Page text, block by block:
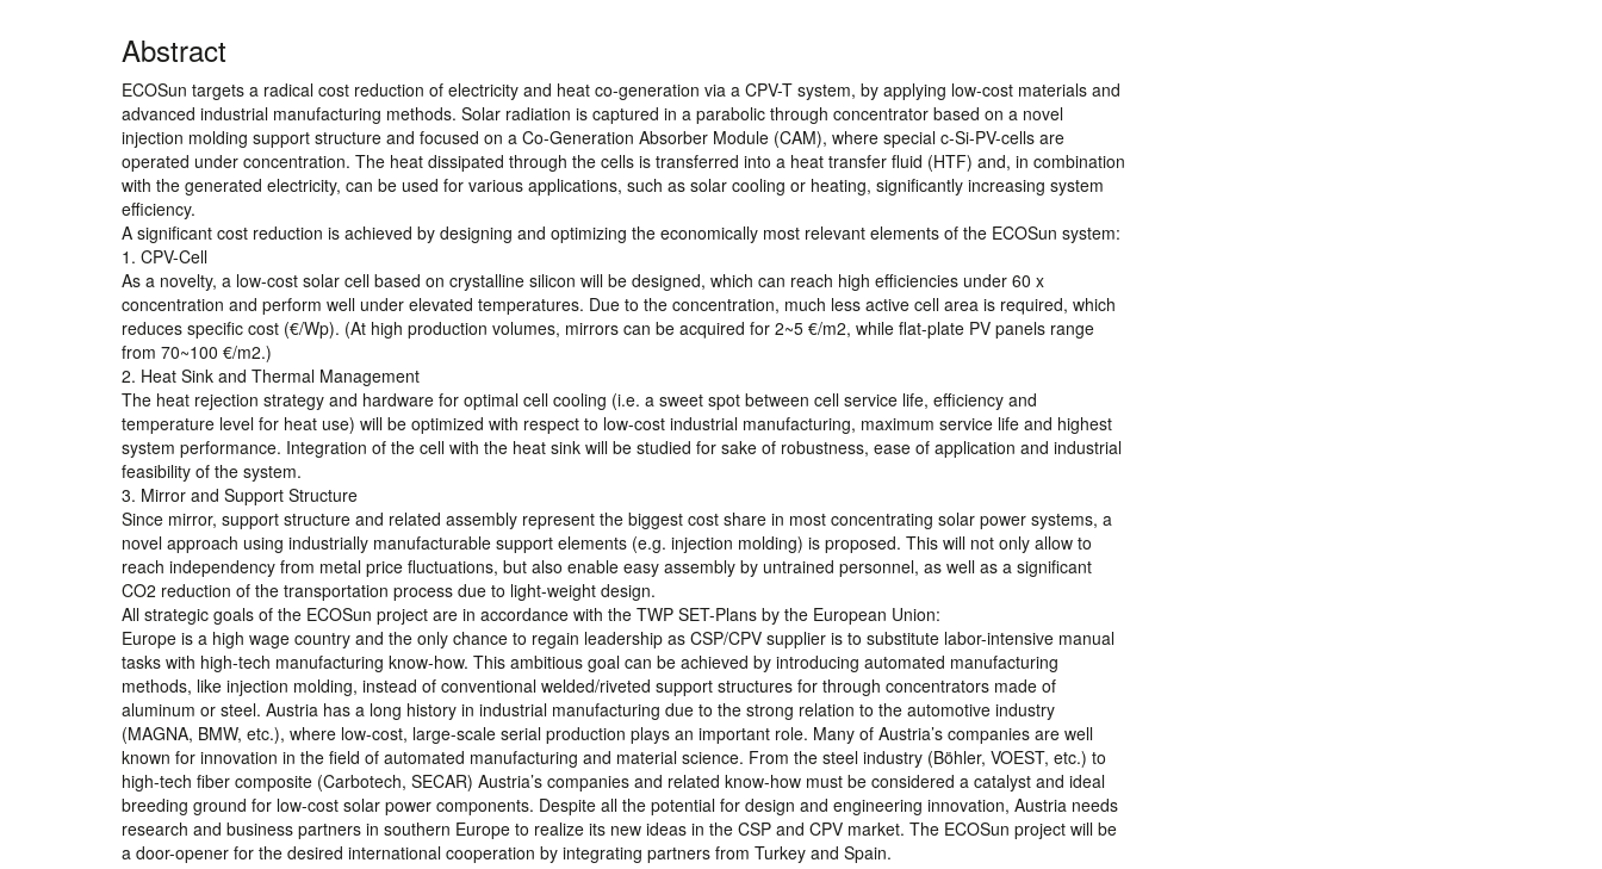
Abstract
ECOSun targets a radical cost reduction of electricity and heat co-generation via a CPV-T system, by applying low-cost materials and
advanced industrial manufacturing methods. Solar radiation is captured in a parabolic through concentrator based on a novel
injection molding support structure and focused on a Co-Generation Absorber Module (CAM), where special c-Si-PV-cells are
operated under concentration. The heat dissipated through the cells is transferred into a heat transfer fluid (HTF) and, in combination
with the generated electricity, can be used for various applications, such as solar cooling or heating, significantly increasing system
efficiency.
A significant cost reduction is achieved by designing and optimizing the economically most relevant elements of the ECOSun system:
1. CPV-Cell
As a novelty, a low-cost solar cell based on crystalline silicon will be designed, which can reach high efficiencies under 60 x
concentration and perform well under elevated temperatures. Due to the concentration, much less active cell area is required, which
reduces specific cost (€/Wp). (At high production volumes, mirrors can be acquired for 2~5 €/m2, while flat-plate PV panels range
from 70~100 €/m2.)
2. Heat Sink and Thermal Management
The heat rejection strategy and hardware for optimal cell cooling (i.e. a sweet spot between cell service life, efficiency and
temperature level for heat use) will be optimized with respect to low-cost industrial manufacturing, maximum service life and highest
system performance. Integration of the cell with the heat sink will be studied for sake of robustness, ease of application and industrial
feasibility of the system.
3. Mirror and Support Structure
Since mirror, support structure and related assembly represent the biggest cost share in most concentrating solar power systems, a
novel approach using industrially manufacturable support elements (e.g. injection molding) is proposed. This will not only allow to
reach independency from metal price fluctuations, but also enable easy assembly by untrained personnel, as well as a significant
CO2 reduction of the transportation process due to light-weight design.
All strategic goals of the ECOSun project are in accordance with the TWP SET-Plans by the European Union:
Europe is a high wage country and the only chance to regain leadership as CSP/CPV supplier is to substitute labor-intensive manual
tasks with high-tech manufacturing know-how. This ambitious goal can be achieved by introducing automated manufacturing
methods, like injection molding, instead of conventional welded/riveted support structures for through concentrators made of
aluminum or steel. Austria has a long history in industrial manufacturing due to the strong relation to the automotive industry
(MAGNA, BMW, etc.), where low-cost, large-scale serial production plays an important role. Many of Austria’s companies are well
known for innovation in the field of automated manufacturing and material science. From the steel industry (Böhler, VOEST, etc.) to
high-tech fiber composite (Carbotech, SECAR) Austria’s companies and related know-how must be considered a catalyst and ideal
breeding ground for low-cost solar power components. Despite all the potential for design and engineering innovation, Austria needs
research and business partners in southern Europe to realize its new ideas in the CSP and CPV market. The ECOSun project will be
a door-opener for the desired international cooperation by integrating partners from Turkey and Spain.